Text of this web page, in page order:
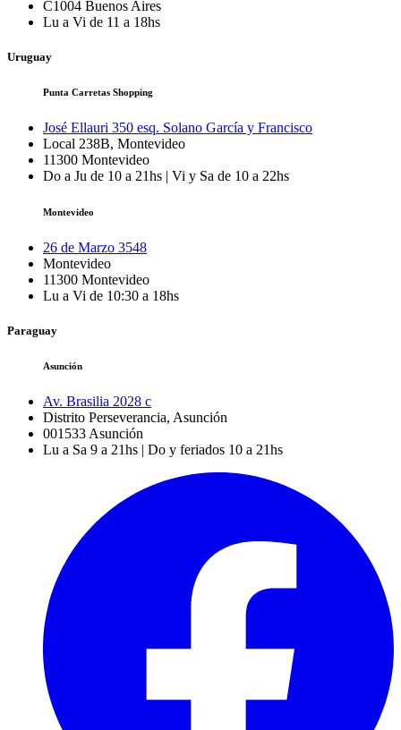
C1004 Buenos Aires
Lu a Vi de 11 a 18hs
Uruguay
Punta Carretas Shopping
José Ellauri 350 esq. Solano García y Francisco
Local 238B, Montevideo
11300 Montevideo
Do a Ju de 10 a 21hs | Vi y Sa de 10 a 22hs
Montevideo
26 de Marzo 3548
Montevideo
11300 Montevideo
Lu a Vi de 10:30 a 18hs
Paraguay
Asunción
Av. Brasilia 2028 c
Distrito Perseverancia, Asunción
001533 Asunción
Lu a Sa 9 a 21hs | Do y feriados 10 a 21hs